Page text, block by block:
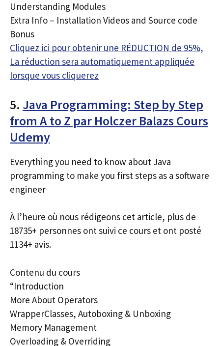
Understanding Modules
Extra Info – Installation Videos and Source code
Bonus
Cliquez ici pour obtenir une RÉDUCTION de 95%,
La réduction sera automatiquement appliquée
lorsque vous cliquerez
5. Java Programming: Step by Step
from A to Z par Holczer Balazs Cours
Udemy
Everything you need to know about Java
programming to make you first steps as a software
engineer
À l’heure où nous rédigeons cet article, plus de
18735+ personnes ont suivi ce cours et ont posté
1134+ avis.
Contenu du cours
“Introduction
More About Operators
WrapperClasses, Autoboxing & Unboxing
Memory Management
Overloading & Overriding